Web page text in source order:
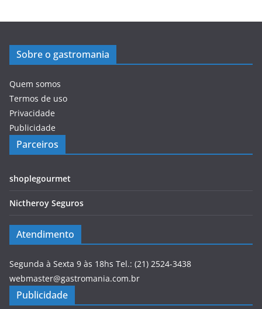
Sobre o gastromania
Quem somos
Termos de uso
Privacidade
Publicidade
Parceiros
shoplegourmet
Nictheroy Seguros
Atendimento
Segunda à Sexta 9 às 18hs Tel.: (21) 2524-3438
webmaster@gastromania.com.br
Publicidade